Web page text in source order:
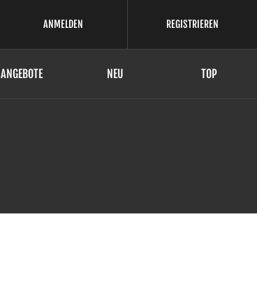
ANMELDEN REGISTRIEREN
ANGEBOTE NEU TOP